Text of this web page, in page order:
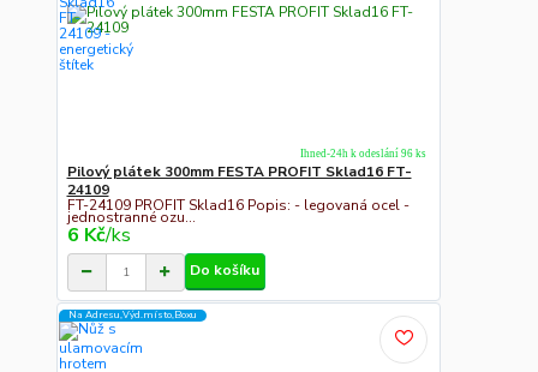
Pilový plátek 300mm FESTA PROFIT Sklad16 FT-
24109
FT-24109 PROFIT Sklad16 Popis: - legovaná ocel -
jednostranné ozu...
6 Kč/ks
Ihned-24h k odeslání 96 ks
Do košíku
Na Adresu,Výd.místo,Boxu